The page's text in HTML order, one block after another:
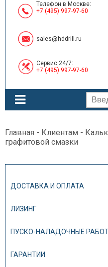
Телефон в Москве:
+7 (495) 997-97-60
sales@hddrill.ru
Сервис 24/7:
+7 (495) 997-97-60
Главная - Клиентам -
графитовой смазки
ДОСТАВКА И ОПЛАТА
ЛИЗИНГ
ПУСКО-НАЛАДОЧНЫЕ
ГАРАНТИИ